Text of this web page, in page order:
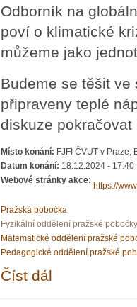
Odborník na
poví o klimatické
můžeme jako
Budeme se těšit ve
připraveny teplé
diskuze
Místo konání: FJFI ČVUT v Praze,
Datum konání: 18.12.2024 - 17:40
Webové stránky akce:
https://
Pražská pobočka
Fyzikální oddělení pražské pobočky
Matematické oddělení pražské
Pedagogické oddělení pražské
Číst dál